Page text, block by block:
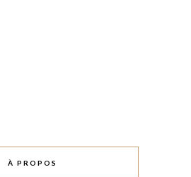
À PROPOS